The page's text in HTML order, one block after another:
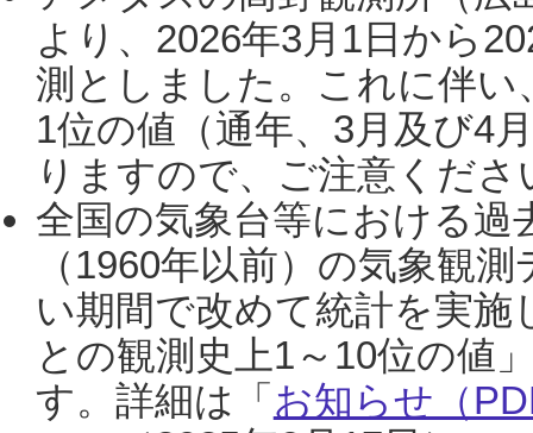
より、2026年3月1日から
測としました。これに伴い
1位の値（通年、3月及び4
りますので、ご注意くだ
全国の気象台等における過
（1960年以前）の気象観
い期間で改めて統計を実
との観測史上1～10位の値
す。詳細は「 お知らせ（